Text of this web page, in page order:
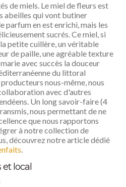
de miels. Le miel de fleurs est
abeilles qui vont butiner
parfum en est enrichi, mais les
sucrés. Ce miel, si
petite cuillère, un véritable
de paille, une agréable texture
avec succès la douceur
du littoral
nous-même, nous
avec d'autres
Un long savoir-faire (4
nous permettant de ne
que nous rapportons
à notre collection de
découvrez notre article dédié
.
local